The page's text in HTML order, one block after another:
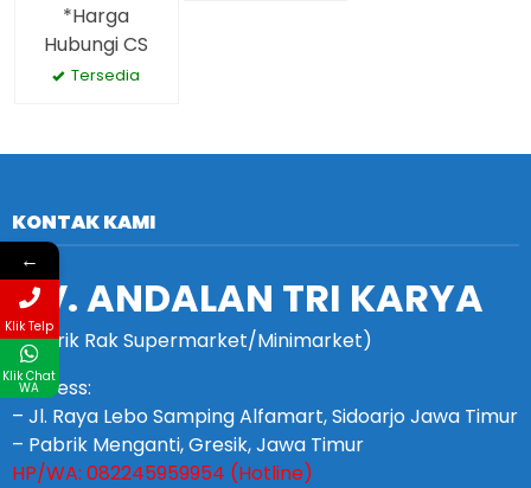
*Harga
Hubungi CS
Tersedia
KONTAK KAMI
CV. ANDALAN TRI KARYA
(Pabrik Rak Supermarket/Minimarket)
Address:
– Jl. Raya Lebo Samping Alfamart, Sidoarjo Jawa Timur
– Pabrik Menganti, Gresik, Jawa Timur
HP/WA: 082245959954 (Hotline)
←
Klik Telp
Klik Chat
WA